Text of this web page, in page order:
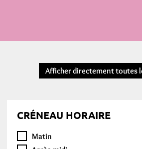
Afficher directement toutes
CRÉNEAU HORAIRE
Matin